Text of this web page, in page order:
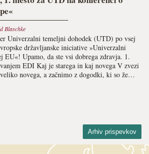
Blaschke
Univerzalni temeljni dohodek (UTD) po vsej
državljanske iniciative »Univerzalni
EU«! Upamo, da ste vsi dobrega zdravja. 1.
EDI Kaj je starega in kaj novega V zvezi
novega, a začnimo z dogodki, ki so že…
Arhiv prispevkov